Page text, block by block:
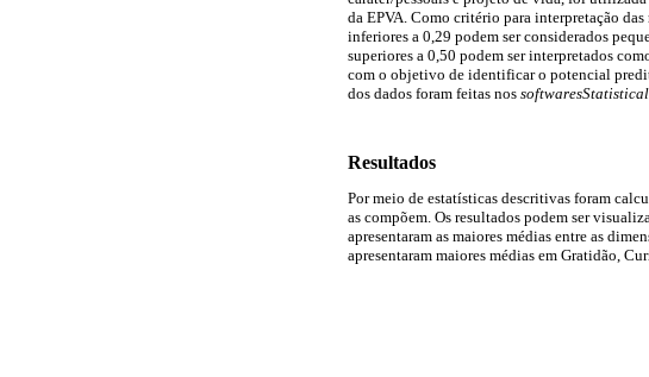
da EPVA. Como critério para interpretação
inferiores a 0,29 podem ser considerados
superiores a 0,50 podem ser interpretados
com o objetivo de identificar o potencial
dos dados foram feitas nos
Resultados
Por meio de estatísticas descritivas foram
as compõem. Os resultados podem ser
apresentaram as maiores médias entre as
apresentaram maiores médias em Gratidão,